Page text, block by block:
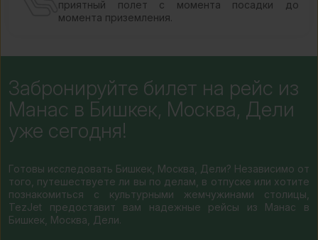
приятный полет с момента посадки до
момента приземления.
Забронируйте билет на рейс из
Манас в Бишкек, Москва, Дели
уже сегодня!
Готовы исследовать Бишкек, Москва, Дели? Независимо от
того, путешествуете ли вы по делам, в отпуске или хотите
познакомиться с культурными жемчужинами столицы,
TezJet предоставит вам надежные рейсы из Манас в
Бишкек, Москва, Дели.